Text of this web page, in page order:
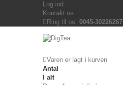
Log ind
Kontakt os
Ring til os: 0045-30226267
Varen er lagt i kurven
Antal
I alt